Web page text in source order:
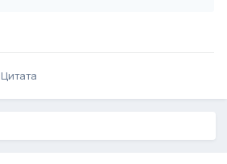
Цитата